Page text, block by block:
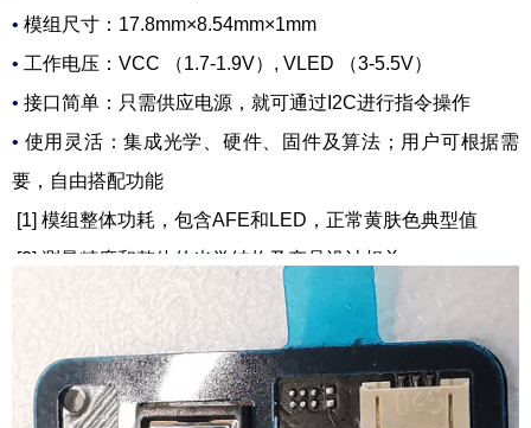
• 模组尺寸：17.8mm×8.54mm×1mm
• 工作电压：VCC （1.7-1.9V）, VLED （3-5.5V）
• 接口简单：只需供应电源，就可通过I2C进行指令操作
• 使用灵活：集成光学、硬件、固件及算法；用户可根据需
要，自由搭配功能
[1] 模组整体功耗，包含AFE和LED，正常黄肤色典型值
[2] 测量精度和整体的光学结构及产品设计相关